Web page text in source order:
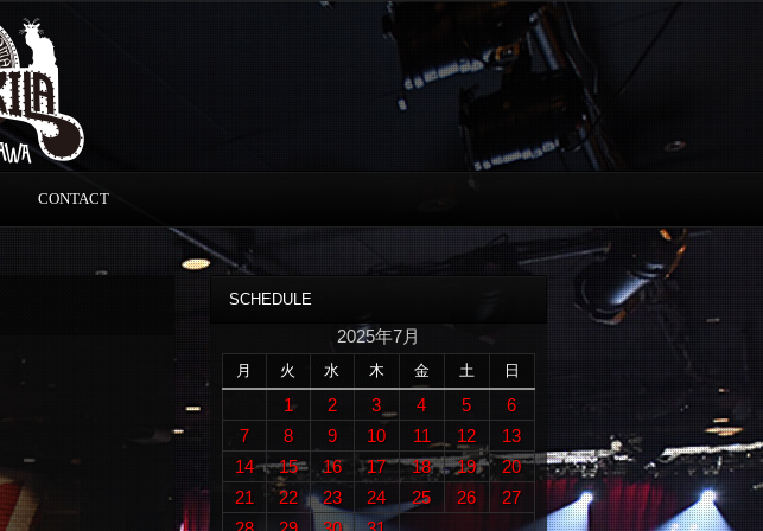
CONTACT
SCHEDULE
2025年7月
月 火 水 木 金 土 日
1 2 3 4 5
6
7
8 9 10 11 12
13
14
15 16 17 18 19
20
21
22 23 24 25 26
27